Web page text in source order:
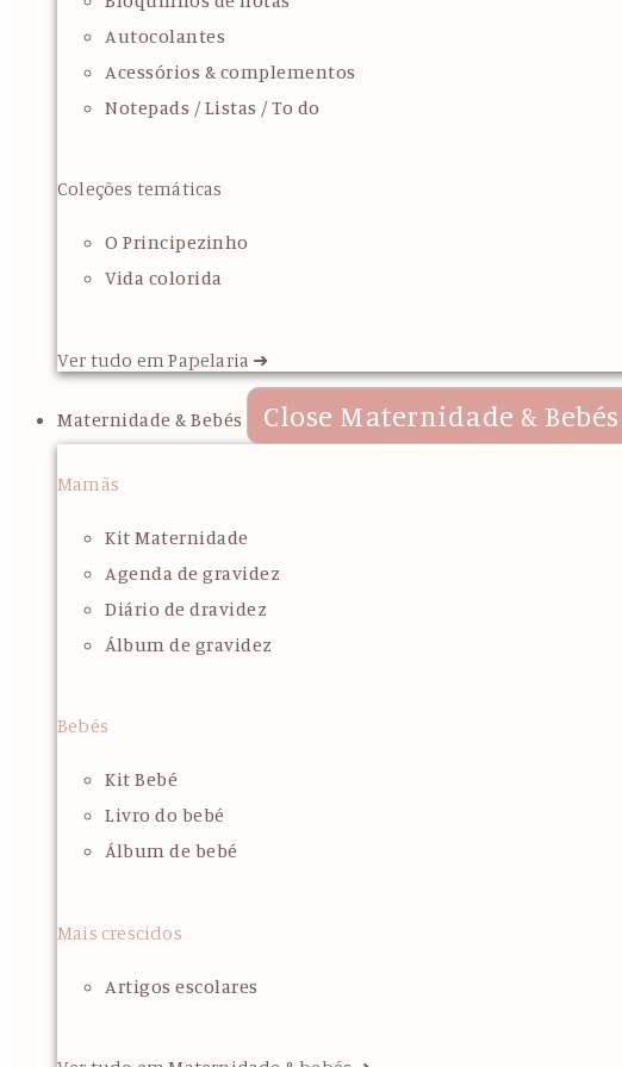
Autocolantes
Acessórios & complementos
Notepads / Listas / To do
Coleções temáticas
O Principezinho
Vida colorida
Ver tudo em Papelaria ➜
Maternidade & Bebés Close Maternidade & Bebés
Mamãs
Kit Maternidade
Agenda de gravidez
Diário de dravidez
Álbum de gravidez
Bebés
Kit Bebé
Livro do bebé
Álbum de bebé
Mais crescidos
Artigos escolares